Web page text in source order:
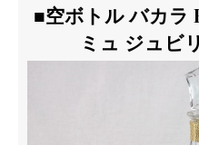
■空ボトル バカラ
ミュ ジュビ